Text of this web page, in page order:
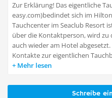
Zur Erklärung! Das eigentliche
easy.com)bedindet sich im
Tauchcenter im Seaclub Resort
über die Kontaktperson, wird zu
auch wieder am Hotel
Kontakte zur eigentlichen
Mehr lesen
Schreibe